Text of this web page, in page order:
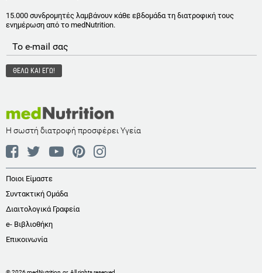
15.000 συνδρομητές λαμβάνουν κάθε εβδομάδα τη διατροφική τους
ενημέρωση από το medNutrition.
Η σωστή διατροφή προσφέρει Υγεία
Ποιοι Είμαστε
Συντακτική Ομάδα
Διαιτολογικά Γραφεία
e- Βιβλιοθήκη
Επικοινωνία